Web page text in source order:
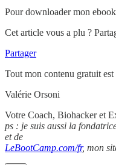
Pour downloader mon
Cet article vous a plu ?
Partager
Tout mon contenu gratuit est
Valérie Orsoni
Votre Coach, Biohacker et
ps : je suis aussi la
et de
LeBootCamp.com/fr, mon